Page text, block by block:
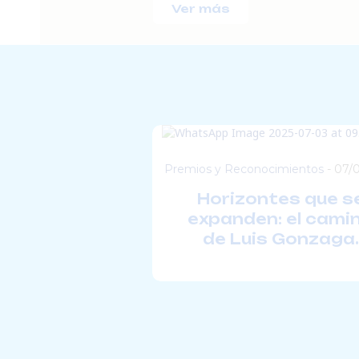
Ver más
Premios y Reconocimientos- 07/
Horizontes que
expanden: el
de Luis Gonzaga.